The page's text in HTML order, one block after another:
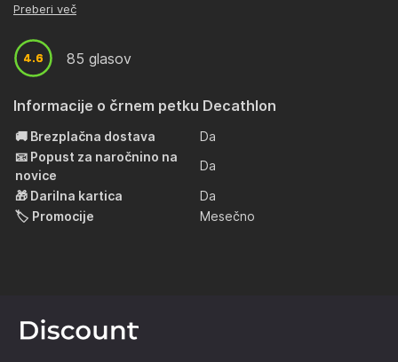
Preberi več
4.6
4.6 85 glasov
Informacije o črnem petku Decathlon
🚚 Brezplačna dostava
Da
📧 Popust za naročnino na
novice
Da
🎁 Darilna kartica
Da
🏷️ Promocije
Mesečno